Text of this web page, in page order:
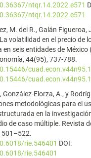
ntqr.14.2022.e571
ntqr.14.2022.e571
M. del R., Galán Figueroa,
volatilidad en el precio de
en seis entidades de
44(95), 737-788.
González-Elorza, A., y
metodológicas para el
en la
de caso múltiple. Revista
501–522.
rie.546401 DOI:
rie.546401